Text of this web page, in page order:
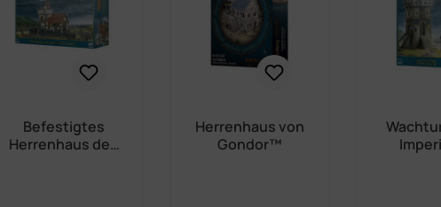
Befestigtes
Herrenhaus des
Herrenhaus von
Gondor™